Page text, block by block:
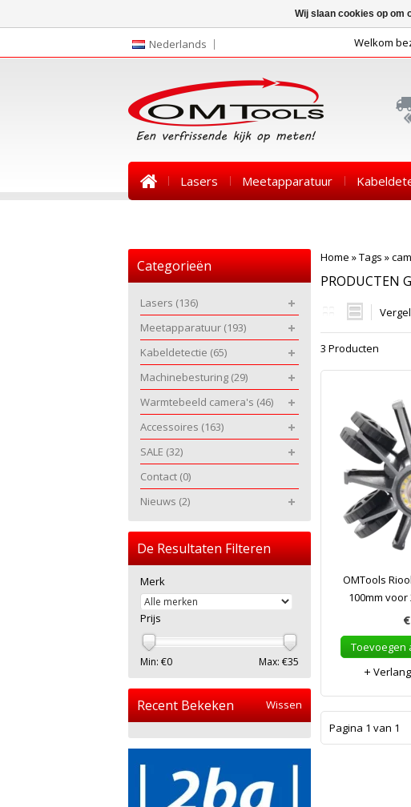
Nederlands Welkom
Lasers Meetapparatuur
Home »Tags »
PRODUCTEN
3 Producten
OMTools
100mm
Toevoegen
Pagina 1 van 1
Categorieën
Lasers (136)
Meetapparatuur (193)
Kabeldetectie (65)
Machinebesturing (29)
Warmtebeeld camera's (46)
Accessoires (163)
SALE (32)
Contact (0)
Nieuws (2)
De Resultaten Filteren
Merk
Prijs
Min: €0 Max: €35
Recent Bekeken Wissen
Wij slaan cookies op om